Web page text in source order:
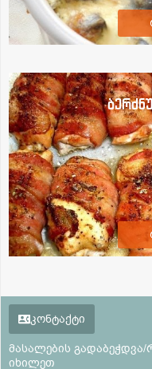
კონტაქტი
მასალების
იხილეთ